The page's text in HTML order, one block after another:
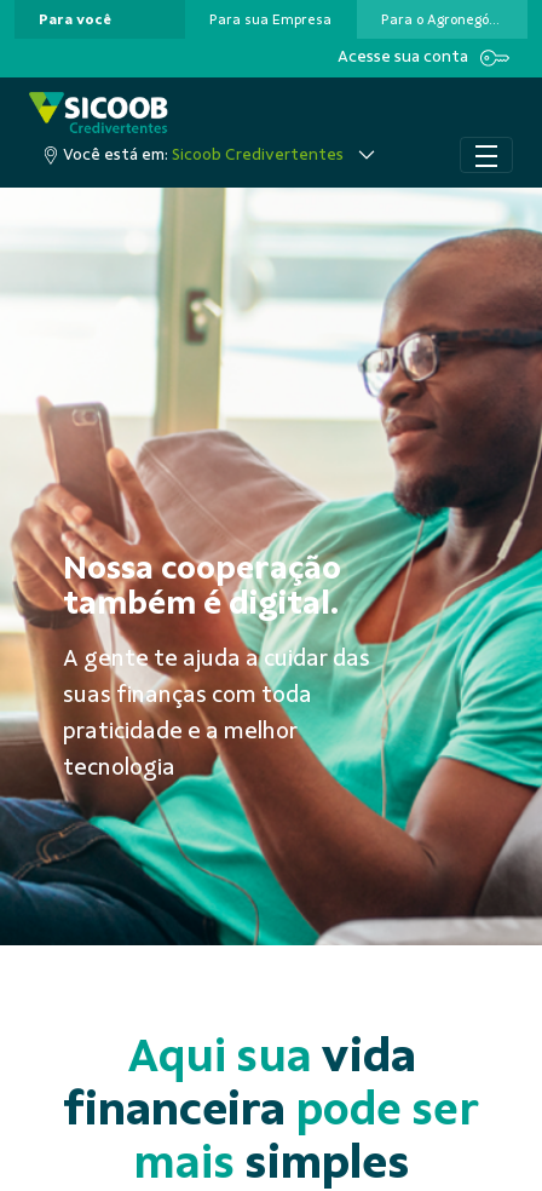
Pular para o Conteúdo principal
Para você Para sua Empresa Para o Agronegócio
Acesse sua conta
Você está em: Sicoob Credivertentes
Nossa cooperação
também é digital.
A gente te ajuda a cuidar das
suas finanças com toda
praticidade e a melhor
tecnologia
Aqui sua vida
financeira pode ser
mais simples